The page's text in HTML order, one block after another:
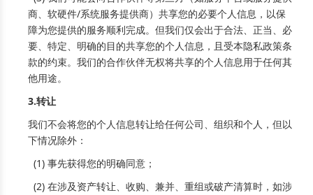
商、软硬件/系统服务提供商）共享您的必要个人信息，以保
障为您提供的服务顺利完成。但我们仅会出于合法、正当、必
要、特定、明确的目的共享您的个人信息，且受本隐私政策条
款的约束。我们的合作伙伴无权将共享的个人信息用于任何其
他用途。
3.转让
我们不会将您的个人信息转让给任何公司、组织和个人，但以
下情况除外：
(1) 事先获得您的明确同意；
(2) 在涉及资产转让、收购、兼并、重组或破产清算时，如涉